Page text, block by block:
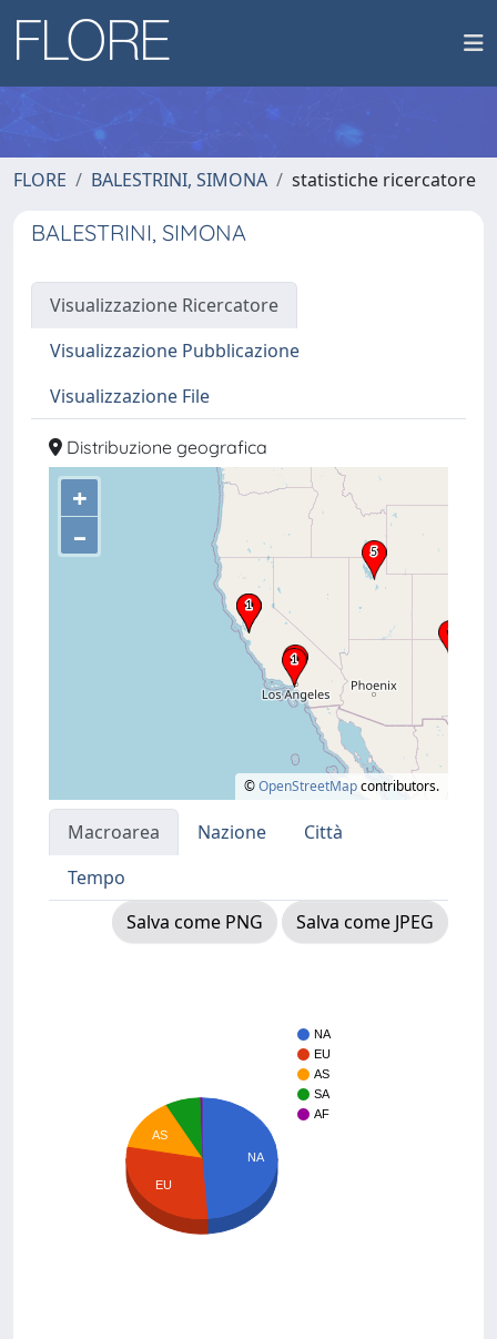
FLORE BALESTRINI, SIMONA statistiche ricercatore
BALESTRINI, SIMONA
Visualizzazione Ricercatore
Visualizzazione Pubblicazione
Visualizzazione File
Distribuzione geografica
+
–
©OpenStreetMapcontributors.
Macroarea Nazione
Città
Tempo
Salva come PNG
Salva come JPEG
NA
EU
AS
SA
AF
NA
AS
EU